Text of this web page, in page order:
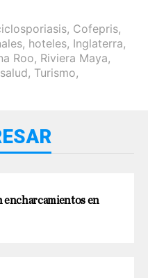
, Cofepris,
, hoteles, Inglaterra,
Roo, Riviera Maya,
, Turismo,
encharcamientos en